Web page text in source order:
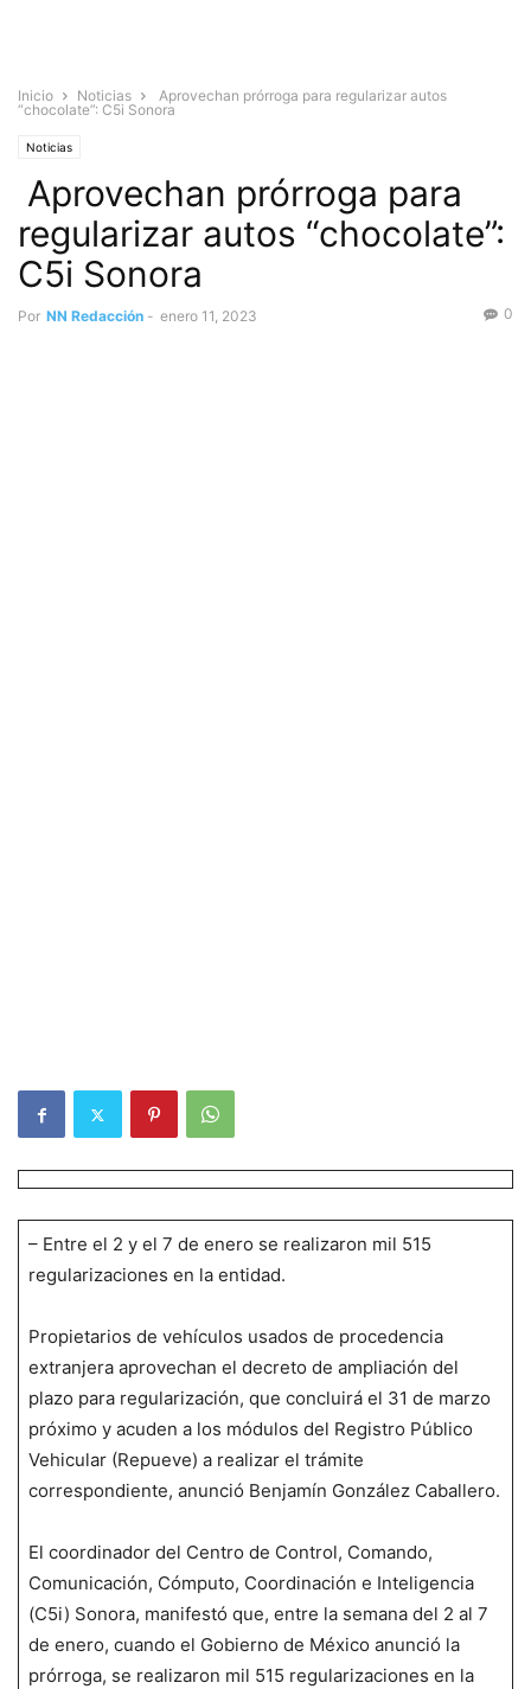
Inicio Noticias
Aprovechan prórroga para regularizar autos
“chocolate”: C5i Sonora
Noticias
Aprovechan prórroga para
regularizar autos “chocolate”:
C5i Sonora
Por NN Redacción - enero 11, 2023 0
– Entre el 2 y el 7 de enero se realizaron mil 515
regularizaciones en la entidad.
Propietarios de vehículos usados de procedencia
extranjera aprovechan el decreto de ampliación del
plazo para regularización, que concluirá el 31 de marzo
próximo y acuden a los módulos del Registro Público
Vehicular (Repueve) a realizar el trámite
correspondiente, anunció Benjamín González Caballero.
El coordinador del Centro de Control, Comando,
Comunicación, Cómputo, Coordinación e Inteligencia
(C5i) Sonora, manifestó que, entre la semana del 2 al 7
de enero, cuando el Gobierno de México anunció la
prórroga, se realizaron mil 515 regularizaciones en la